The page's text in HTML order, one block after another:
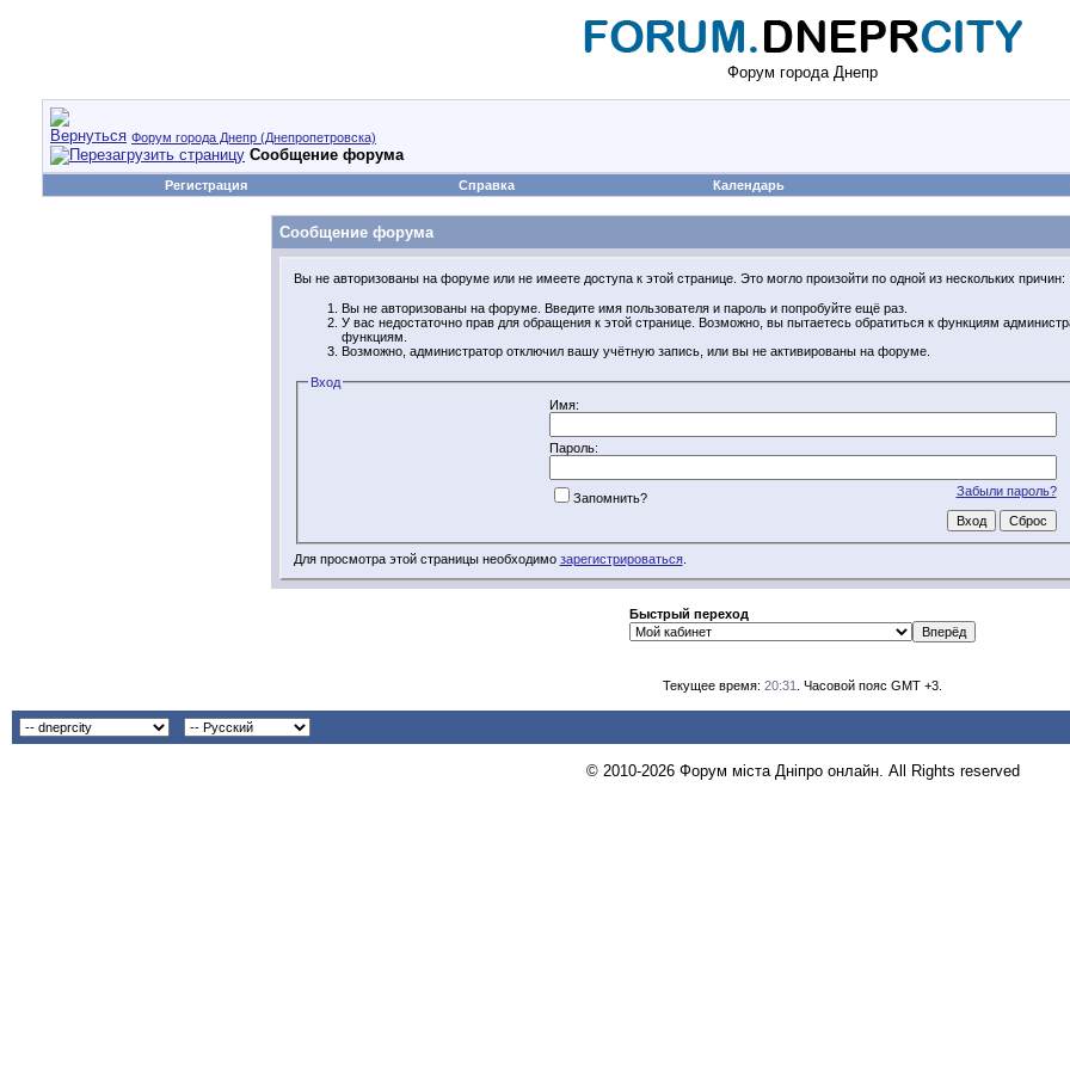
Форум города Днепр
Форум города Днепр (Днепропетровска)
Сообщение форума
Регистрация Справка Календарь
Сообщение форума
Вы не авторизованы на форуме или не имеете доступа к этой странице. Это могло произойти по одной из нескольких причин:
Вы не авторизованы на форуме. Введите имя пользователя и пароль и попробуйте ещё раз.
У вас недостаточно прав для обращения к этой странице. Возможно, вы пытаетесь обратиться к функциям
функциям.
Возможно, администратор отключил вашу учётную запись, или вы не активированы на форуме.
Вход
Имя:
Пароль:
Забыли пароль?
Запомнить?
Для просмотра этой страницы необходимо зарегистрироваться.
Быстрый переход
Текущее время: 20:31 . Часовой пояс GMT +3.
© 2010-2026 Форум міста Дніпро онлайн. All Rights reserved